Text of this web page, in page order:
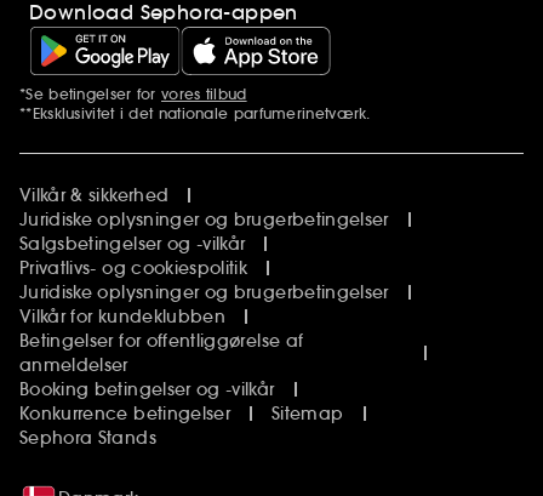
Download Sephora-appen
Yderligere bemærkninger
*Se betingelser for vores tilbud
**Eksklusivitet i det nationale parfumerinetværk.
Vilkår & sikkerhed
Juridiske oplysninger og brugerbetingelser
Salgsbetingelser og -vilkår
Privatlivs- og cookiespolitik
Juridiske oplysninger og brugerbetingelser
Vilkår for kundeklubben
Betingelser for offentliggørelse af
anmeldelser
Booking betingelser og -vilkår
Konkurrence betingelser
Sitemap
Sephora Stands